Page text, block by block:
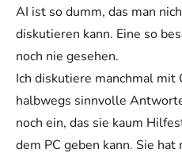
AI ist so dumm, das man
diskutieren kann. Eine so
noch nie gesehen.
Ich diskutiere manchmal
halbwegs sinnvolle
noch ein, das sie kaum
dem PC geben kann. Sie